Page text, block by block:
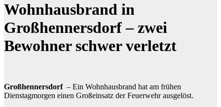
Wohnhausbrand in
Großhennersdorf – zwei
Bewohner schwer verletzt
Großhennersdorf– Ein Wohnhausbrand hat am frühen
Dienstagmorgen einen Großeinsatz der Feuerwehr ausgelöst.